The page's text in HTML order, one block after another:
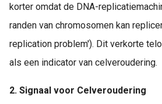
korter omdat de DNA-
randen van chromosomen kan
replication problem'). Dit verkorte
als een indicator van celveroudering.
2. Signaal voor Celveroudering